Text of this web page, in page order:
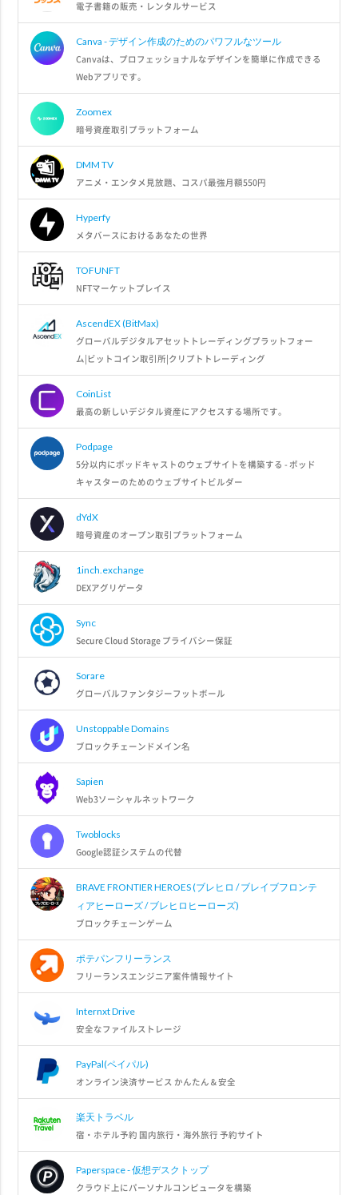
電子書籍の販売・レンタルサービス
Canva - デザイン作成のためのパワフルなツール
Canvaは、プロフェッショナルなデザインを簡単に作成できる
Webアプリです。
Zoomex
暗号資産取引プラットフォーム
DMM TV
アニメ・エンタメ見放題、コスパ最強月額550円
Hyperfy
メタバースにおけるあなたの世界
TOFUNFT
NFTマーケットプレイス
AscendEX (BitMax)
グローバルデジタルアセットトレーディングプラットフォー
ム|ビットコイン取引所|クリプトトレーディング
CoinList
最高の新しいデジタル資産にアクセスする場所です。
Podpage
5分以内にポッドキャストのウェブサイトを構築する - ポッド
キャスターのためのウェブサイトビルダー
dYdX
暗号資産のオープン取引プラットフォーム
1inch.exchange
DEXアグリゲータ
Sync
Secure Cloud Storage プライバシー保証
Sorare
グローバルファンタジーフットボール
Unstoppable Domains
ブロックチェーンドメイン名
Sapien
Web3ソーシャルネットワーク
Twoblocks
Google認証システムの代替
BRAVE FRONTIER HEROES (ブレヒロ / ブレイブフロンテ
ィアヒーローズ / ブレヒロヒーローズ)
ブロックチェーンゲーム
ポテパンフリーランス
フリーランスエンジニア案件情報サイト
Internxt Drive
安全なファイルストレージ
PayPal(ペイパル)
オンライン決済サービス かんたん＆安全
楽天トラベル
宿・ホテル予約 国内旅行・海外旅行 予約サイト
Paperspace - 仮想デスクトップ
クラウド上にパーソナルコンピュータを構築